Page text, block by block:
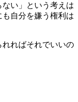
ない」という考えは
も自分を嫌う権利は
ればそれでいいの